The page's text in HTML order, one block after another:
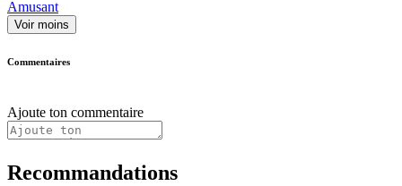
Amusant
Voir moins
Commentaires
Ajoute ton commentaire
Recommandations